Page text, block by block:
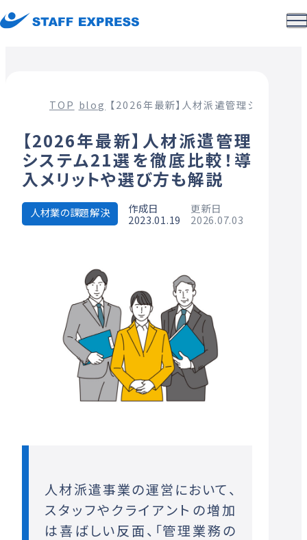
TOP blog 【2026年最新】人材派遣管理システム21
【2026年最新】人材派遣管理
システム21選を徹底比較！導
入メリットや選び方も解説
人材業の課題解決
作成日
2023.01.19
更新日
2026.07.03
人材派遣事業の運営において、
スタッフやクライアントの増加
は喜ばしい反面、「管理業務の